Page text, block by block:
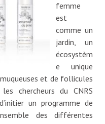
femme
est
comme un
jardin, un
écosystèm
e unique
et de follicules
chercheurs du CNRS
un programme de
des différentes